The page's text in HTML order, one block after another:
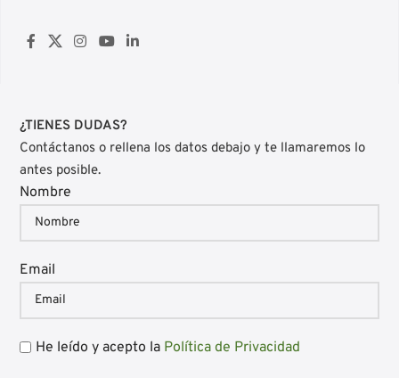
¿TIENES DUDAS?
Contáctanos o rellena los datos debajo y te llamaremos lo
antes posible.
Nombre
Email
He leído y acepto la Política de Privacidad